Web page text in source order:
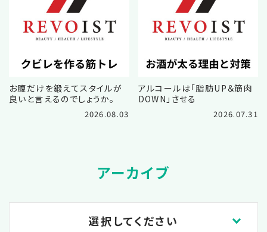
お腹だけを鍛えてスタイルが
良いと言えるのでしょうか。
2026.08.03
アルコールは「脂肪UP＆筋肉
DOWN」させる
2026.07.31
アーカイブ
選択してください